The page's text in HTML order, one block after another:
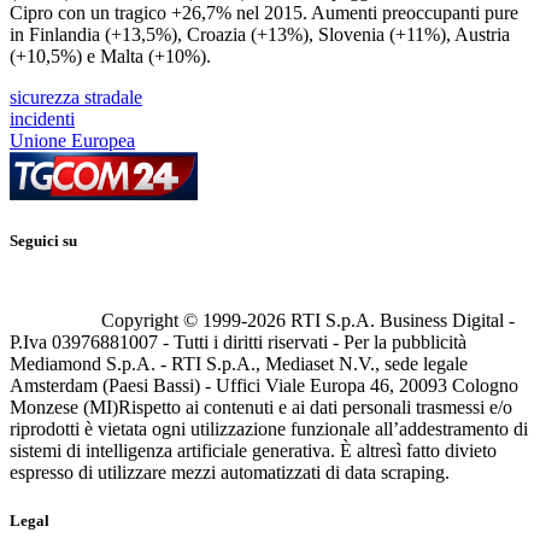
Cipro con un tragico +26,7% nel 2015. Aumenti preoccupanti pure
in Finlandia (+13,5%), Croazia (+13%), Slovenia (+11%), Austria
(+10,5%) e Malta (+10%).
sicurezza stradale
incidenti
Unione Europea
Seguici su
Copyright © 1999-2026 RTI S.p.A. Business Digital -
P.Iva 03976881007 - Tutti i diritti riservati - Per la pubblicità
Mediamond S.p.A. - RTI S.p.A., Mediaset N.V., sede legale
Amsterdam (Paesi Bassi) - Uffici Viale Europa 46, 20093 Cologno
Monzese (MI)Rispetto ai contenuti e ai dati personali trasmessi e/o
riprodotti è vietata ogni utilizzazione funzionale all’addestramento di
sistemi di intelligenza artificiale generativa. È altresì fatto divieto
espresso di utilizzare mezzi automatizzati di data scraping.
Legal